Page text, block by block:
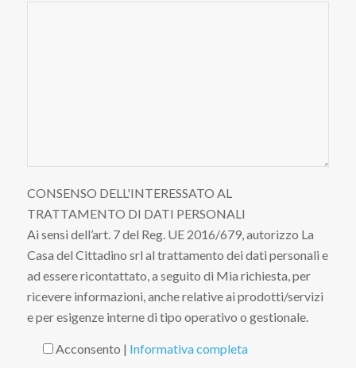
CONSENSO DELL'INTERESSATO AL
TRATTAMENTO DI DATI PERSONALI
Ai sensi dell’art. 7 del Reg. UE 2016/679, autorizzo La
Casa del Cittadino srl al trattamento dei dati personali e
ad essere ricontattato, a seguito di Mia richiesta, per
ricevere informazioni, anche relative ai prodotti/servizi
e per esigenze interne di tipo operativo o gestionale.
Acconsento | Informativa completa